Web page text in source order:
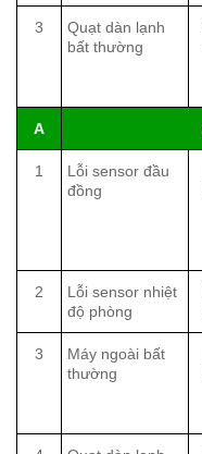
3
Quạt dàn lạnh
bất thường
A
1
Lỗi sensor đầu
đồng
2
Lỗi sensor nhiệt
độ phòng
3
Máy ngoài bất
thường